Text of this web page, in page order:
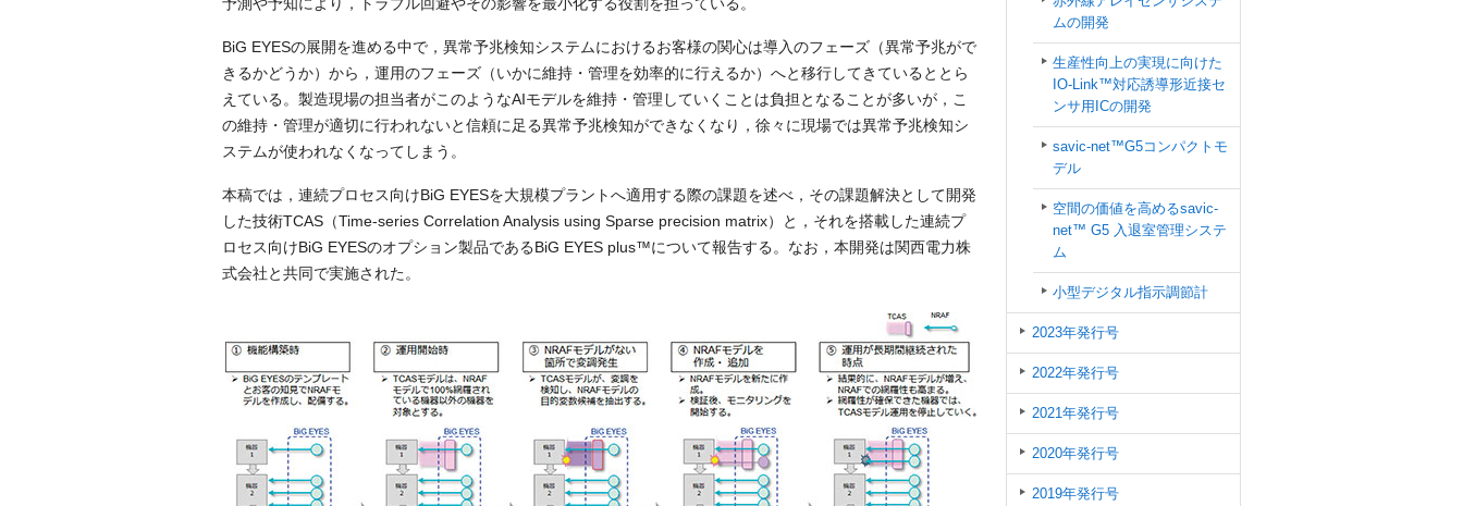
BiG EYESの展開を進める中で，異常予兆検知システムにおけるお客様の関心は導入のフェーズ（異常予兆がで
きるかどうか）から，運用のフェーズ（いかに維持・管理を効率的に行えるか）へと移行してきているととら
えている。製造現場の担当者がこのようなAIモデルを維持・管理していくことは負担となることが多いが，こ
の維持・管理が適切に行われないと信頼に足る異常予兆検知ができなくなり，徐々に現場では異常予兆検知シ
ステムが使われなくなってしまう。
本稿では，連続プロセス向けBiG EYESを大規模プラントへ適用する際の課題を述べ，その課題解決として開発
した技術TCAS（Time-series Correlation Analysis using Sparse precision matrix）と，それを搭載した連続プ
ロセス向けBiG EYESのオプション製品であるBiG EYES plus™について報告する。なお，本開発は関西電力株
式会社と共同で実施された。
ムの開発
生産性向上の実現に向けた
IO-Link™対応誘導形近接セ
ンサ用ICの開発
savic-net™G5コンパクトモ
デル
空間の価値を高めるsavic-
net™ G5 入退室管理システ
ム
小型デジタル指示調節計
2023年発行号
2022年発行号
2021年発行号
2020年発行号
2019年発行号